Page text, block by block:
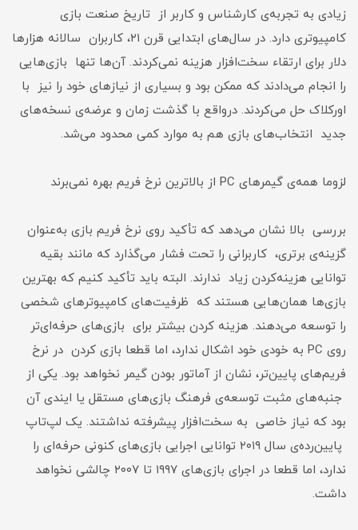
زیادی به تجربه‌ی کارشناس و کاربر از تاریخ صنعت بازی
کامپیوتری دارد. در سال‌های ابتدایی قرن ۲۱، کاربران سالانه هزارها
دلار برای ارتقاء سخت‌افزار هزینه نمی‌کردند. آن‌ها تنها بازی‌هایی
را انجام می‌دادند که ممکن بود و بسیاری از نیازهای خود را نیز با
اورکلاک حل می‌کردند. درواقع با گذشت زمان و عرضه‌ی نسخه‌های
جدید انتخاب‌های بازی هم به موارد کمی محدود می‌شد.
لزوما همه‌ی گیمرهای PC از بالاترین نرخ فریم بهره نمی‌برند
بررسی بالا نشان می‌دهد که تأکید روی نرخ فریم بازی به‌عنوان
گزینه‌ی برتری، کاربرانی را تحت فشار می‌گذارد که مانند بقیه
توانایی هزینه‌کردن زیاد ندارند. البته باید تأکید کنیم که بهترین
بازی‌ها همان‌هایی هستند که ظرفیت‌های کامپیوترهای شخصی
را توسعه می‌دهند. هزینه کردن بیشتر برای بازی‌های حرفه‌ای‌تر
روی PC به خودی خود اشکال ندارد، اما قطعا بازی کردن در نرخ
فریم‌های پایین‌تر، نشان از آماتور بودن گیمر نخواهد بود. یکی از
جنبه‌های مثبت توسعه‌ی فرهنگ بازی‌های مستقل یا ایندی آن
بود که نیاز خاصی به سخت‌افزار پیشرفته نداشتند. یک لپ‌تاپ
پایین‌رده‌ی سال ۲۰۱۹ توانایی اجرایی بازی‌های کنونی حرفه‌ای را
ندارد، اما قطعا در اجرای بازی‌های ۱۹۹۷ تا ۲۰۰۷ چالشی نخواهد
داشت.